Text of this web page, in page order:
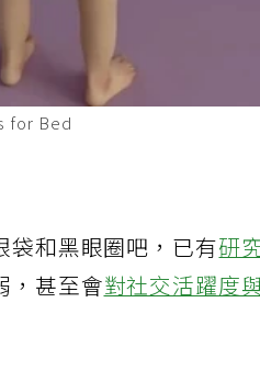
for Bed
袋和黑眼圈吧，已有研
，甚至會對社交活躍度